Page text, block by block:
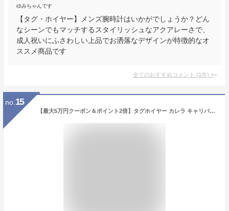
ゆみちゃんです
【タグ・ホイヤー】メンズ腕時計はいかがでしょうか？どん
なシーンでもマッチするスタイリッシュなアクアレーさで、
成人祝いにふさわしい上品でお洒落なデザインが特徴的なオ
ススメ商品です
全てのおすすめコメント (1件) >
no. 15
【最大5万円クーポン＆ポイント2倍】タグホイヤー カレラ キャリバー5 デイデイト WBN2012.FC6502 メンズ(002GTHAN1220)【新品】【腕時計】【送料無料】【60回払いまで無金利】